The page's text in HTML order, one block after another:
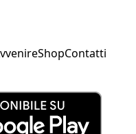
ShopContatti